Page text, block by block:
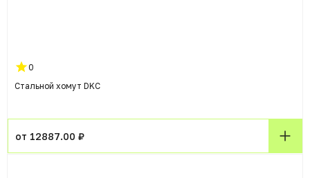
0
Стальной хомут DKC
от 12887.00 ₽